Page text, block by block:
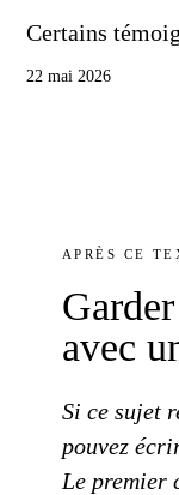
Certains
22 mai 2026
APRÈS CE
Garder
avec
Si ce sujet
pouvez
Le premier